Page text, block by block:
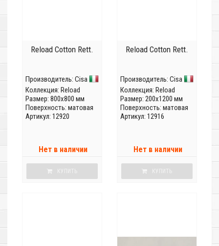
Reload Cotton Rett.
Производитель: Cisa
Коллекция: Reload
Размер: 800x800 мм
Поверхность: матовая
Артикул: 12920
Нет в наличии
КУПИТЬ
Reload Cotton Rett.
Производитель: Cisa
Коллекция: Reload
Размер: 200x1200 мм
Поверхность: матовая
Артикул: 12916
Нет в наличии
КУПИТЬ